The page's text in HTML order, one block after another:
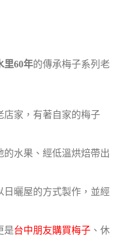
里60年的傳承梅子系列老
店家，有著自家的梅子
的水果、經低溫烘焙帶出
曬屋的方式製作，並經
是台中朋友購買梅子 、休